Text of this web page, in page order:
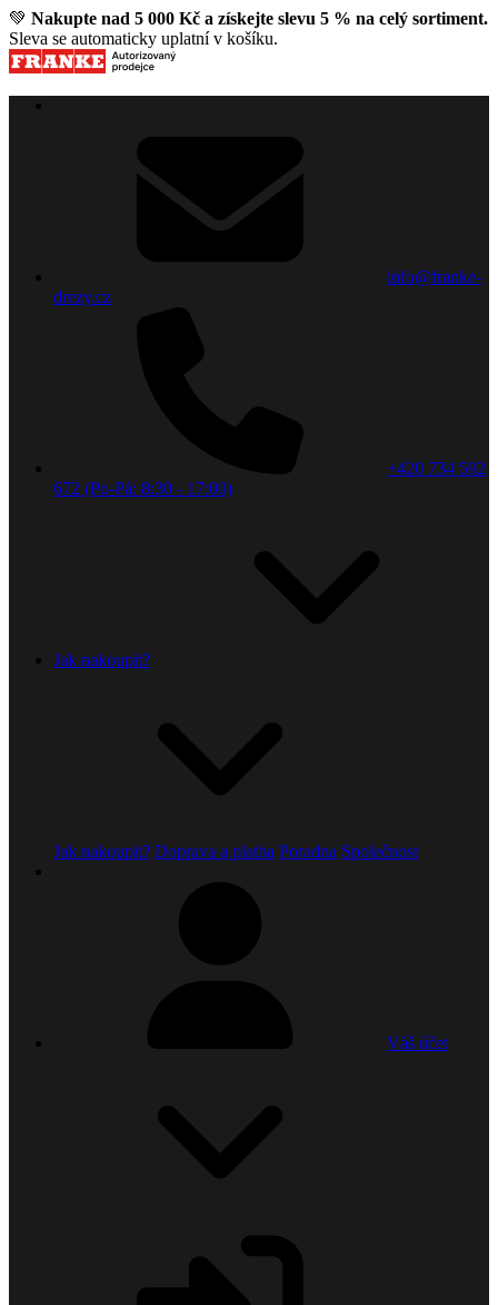
💚 Nakupte nad 5 000 Kč a získejte slevu 5 % na celý sortiment.
Sleva se automaticky uplatní v košíku.
info@franke-
drezy.cz
+420 734 592
672 (Po-Pá: 8:30 - 17:00)
Jak nakoupit?
Jak nakoupit? Doprava a platba Poradna Společnost
Váš účet